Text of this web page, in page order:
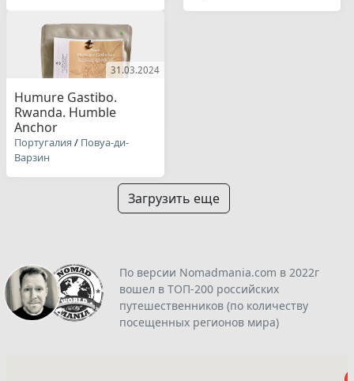
31.03.2024
Humure Gastibo.
Rwanda. Humble
Anchor
Португалия / Повуа-ди-
Варзин
Загрузить еще
По версии Nomadmania.com в 2022г
вошел в ТОП-200 российских
путешественников (по количеству
посещенных регионов мира)